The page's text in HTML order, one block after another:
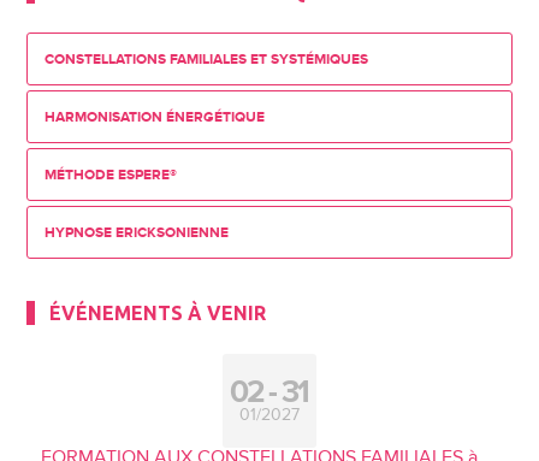
CONSTELLATIONS FAMILIALES ET SYSTÉMIQUES
HARMONISATION ÉNERGÉTIQUE
MÉTHODE ESPERE®
HYPNOSE ERICKSONIENNE
ÉVÉNEMENTS À VENIR
02 31
01/2027